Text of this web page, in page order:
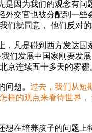
为我们的观念有问
外交官也被分配到一
们就同意， 他们反对
凡是碰到西方发达国
们发展中国家刚要发
京连续五十多天的雾
题。 过去，我们从短
样的观点来看待世界
在培养孩子的问题上